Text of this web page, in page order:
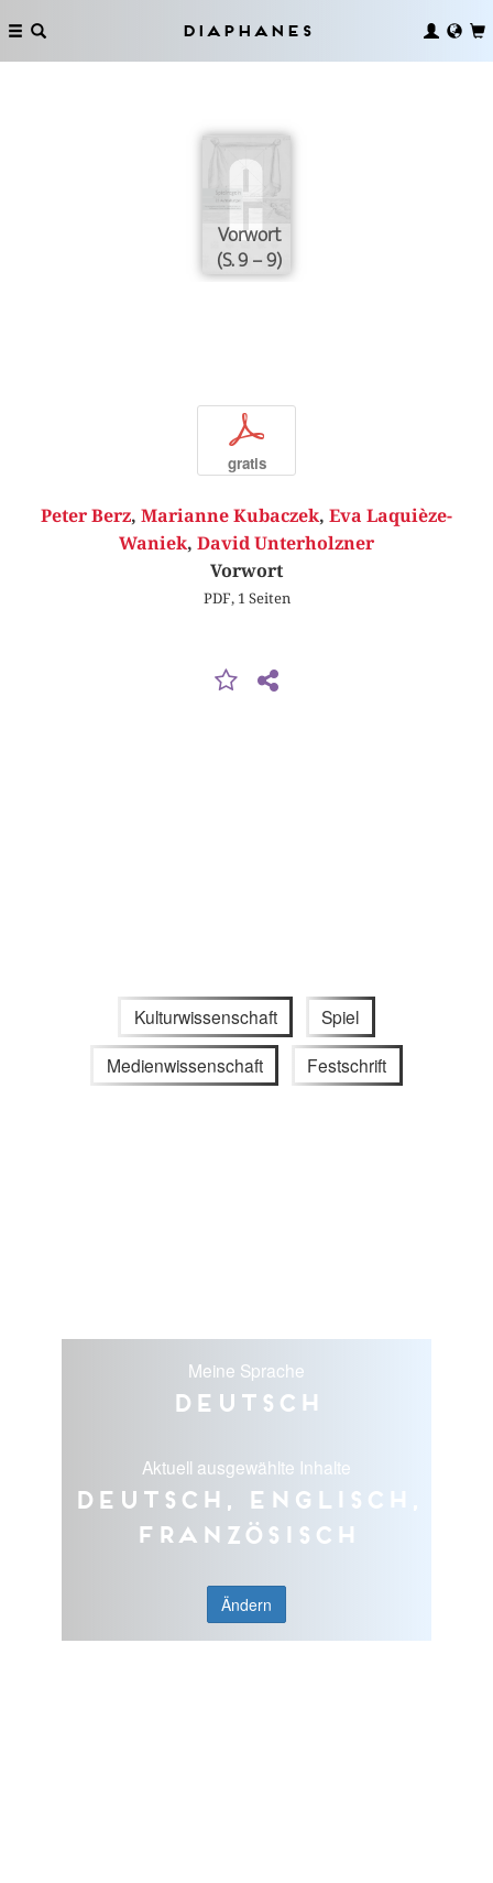
Diaphanes
Vorwort
(S. 9 – 9)
p
gratis
Peter Berz, Marianne Kubaczek, Eva Laquièze-
Waniek, David Unterholzner
Vorwort
PDF, 1 Seiten
Kulturwissenschaft Spiel
Medienwissenschaft Festschrift
Meine Sprache
Deutsch
Aktuell ausgewählte Inhalte
Deutsch, Englisch,
Französisch
Ändern